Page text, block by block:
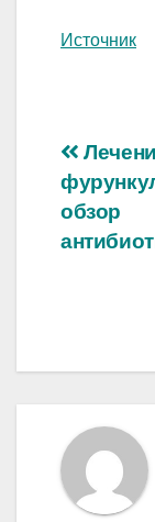
Источник
по
обзор